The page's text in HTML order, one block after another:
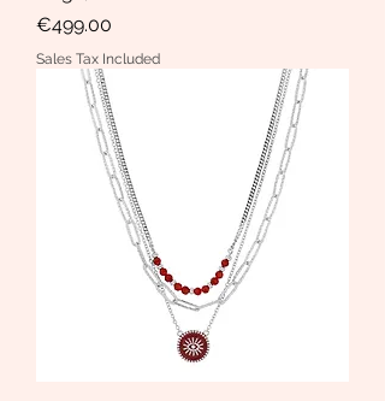
Price
€499.00
Sales Tax Included